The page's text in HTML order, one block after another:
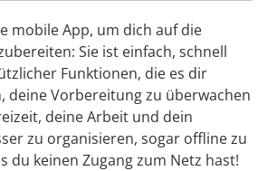
mobile App, um dich auf die
Sie ist einfach, schnell
Funktionen, die es dir
deine Vorbereitung zu überwachen
deine Arbeit und dein
zu organisieren, sogar offline zu
du keinen Zugang zum Netz hast!